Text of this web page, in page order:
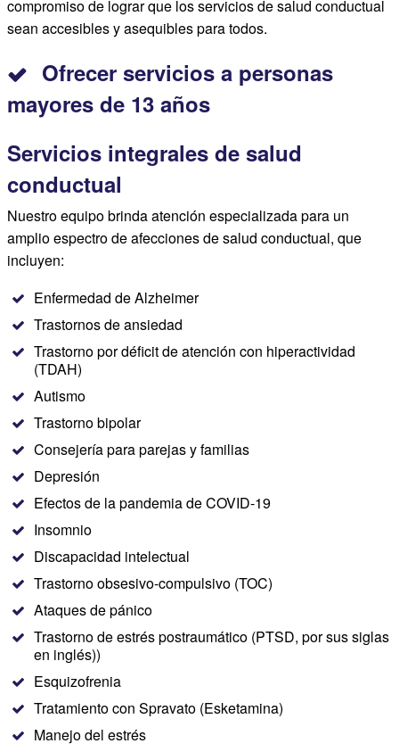
compromiso de lograr que los servicios de salud conductual
sean accesibles y asequibles para todos.
Ofrecer servicios a personas
mayores de 13 años
Servicios integrales de salud
conductual
Nuestro equipo brinda atención especializada para un
amplio espectro de afecciones de salud conductual, que
incluyen:
Enfermedad de Alzheimer
Trastornos de ansiedad
Trastorno por déficit de atención con hiperactividad
(TDAH)
Autismo
Trastorno bipolar
Consejería para parejas y familias
Depresión
Efectos de la pandemia de COVID-19
Insomnio
Discapacidad intelectual
Trastorno obsesivo-compulsivo (TOC)
Ataques de pánico
Trastorno de estrés postraumático (PTSD, por sus siglas
en inglés))
Esquizofrenia
Tratamiento con Spravato (Esketamina)
Manejo del estrés